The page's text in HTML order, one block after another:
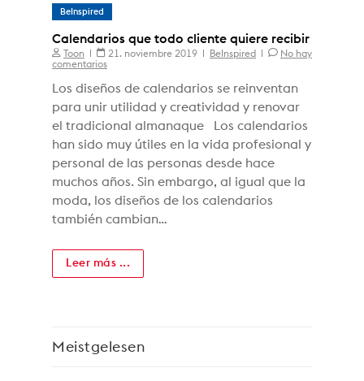
BeInspired
Calendarios que todo cliente quiere recibir
Toon 21. noviembre 2019 BeInspired
No hay
comentarios
Los diseños de calendarios se reinventan
para unir utilidad y creatividad y renovar
el tradicional almanaque Los calendarios
han sido muy útiles en la vida profesional y
personal de las personas desde hace
muchos años. Sin embargo, al igual que la
moda, los diseños de los calendarios
también cambian…
Leer más ...
Meistgelesen